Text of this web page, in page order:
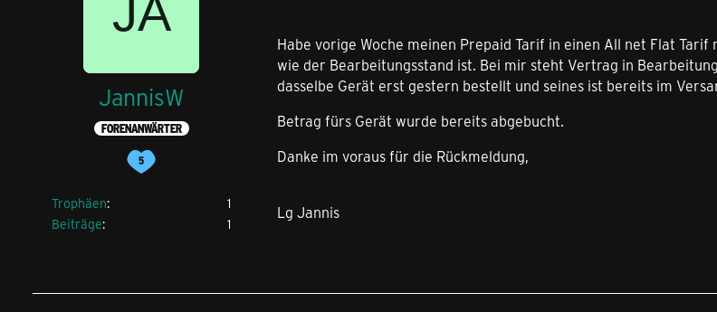
JannisW
FORENANWÄRTER
Trophäen
1
Beiträge
1
Habe vorige Woche meinen Prepaid Tarif in einen All net Flat
wie der Bearbeitungsstand ist. Bei mir steht Vertrag in
dasselbe Gerät erst gestern bestellt und seines ist bereits im
Betrag fürs Gerät wurde bereits abgebucht.
Danke im voraus für die Rückmeldung,
Lg Jannis